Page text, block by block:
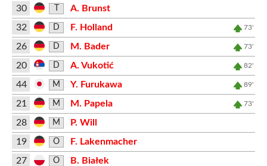
30
A. Brunst
32
D F. Holland 73'
26 D M. Bader 73'
20 D A. Vukotić 82'
44 M Y. Furukawa 89'
21 M M. Papela 73'
28 M
P. Will
19
O
F. Lakenmacher
27
O B. Białek